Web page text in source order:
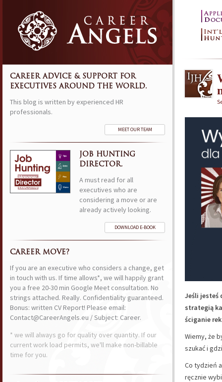
Jeśli jesteś
strategią
ściganie
Wiemy, że
szukać i
Co tydzień
ręcznie
CAREER ADVICE & SUPPORT FOR
EXECUTIVES AROUND THE WORLD.
This blog is written by experienced HR
professionals.
MEET OUR TEAM
JOB HUNTING
DIRECTOR.
A must read for all
executives who are
considering a move or are
already actively looking.
DOWNLOAD E-BOOK
CAREER MOVE?
If you are an executive who considers a change, get
in touch with us. If time allows*, we will happily grant
you a free 20-30 min Google Meet consultation. No
strings attached. Really. Confidentiality guaranteed.
Bonus: written CV Report! Please email:
Contact@CareerAngels.eu / Subject: Career.
* we will always go for quality over quantity. If our
current work load permits, we'll make non-billable
time for you.